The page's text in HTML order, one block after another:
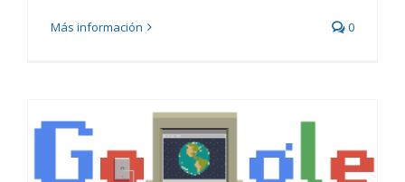
Más información 0
30 años de Internet